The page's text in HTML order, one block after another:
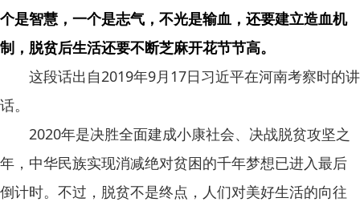
个是智慧，一个是志气，不光是输血，还要建立造血机
制，脱贫后生活还要不断芝麻开花节节高。
这段话出自2019年9月17日习近平在河南考察时的讲
话。
2020年是决胜全面建成小康社会、决战脱贫攻坚之
年，中华民族实现消减绝对贫困的千年梦想已进入最后
倒计时。不过，脱贫不是终点，人们对美好生活的向往